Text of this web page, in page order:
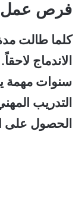
فرص عمل
كلما طالت
الاندماج
سنوات مهمة
التدريب
الحصول على